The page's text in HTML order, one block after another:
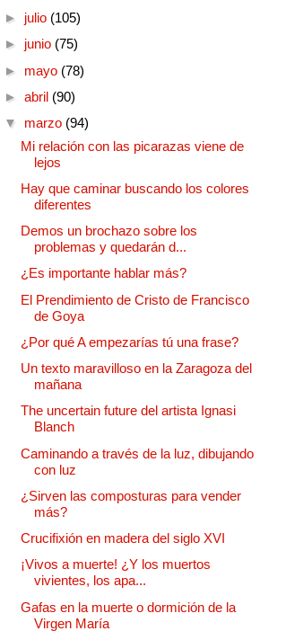
► julio (105)
► junio (75)
► mayo (78)
► abril (90)
▼ marzo (94)
Mi relación con las picarazas viene de
lejos
Hay que caminar buscando los colores
diferentes
Demos un brochazo sobre los
problemas y quedarán d...
¿Es importante hablar más?
El Prendimiento de Cristo de Francisco
de Goya
¿Por qué A empezarías tú una frase?
Un texto maravilloso en la Zaragoza del
mañana
The uncertain future del artista Ignasi
Blanch
Caminando a través de la luz, dibujando
con luz
¿Sirven las composturas para vender
más?
Crucifixión en madera del siglo XVI
¡Vivos a muerte! ¿Y los muertos
vivientes, los apa...
Gafas en la muerte o dormición de la
Virgen María